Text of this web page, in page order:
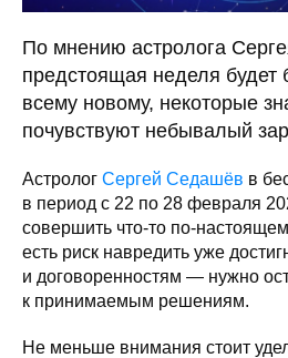
По мнению астролога
предстоящая неделя будет
всему новому, некоторые
почувствуют небывалый
Астролог Сергей Седашёв в
в период с 22 по 28 февраля
совершить что-то по-
есть риск навредить уже
и договоренностям — нужно
к принимаемым решениям.
Не меньше внимания стоит